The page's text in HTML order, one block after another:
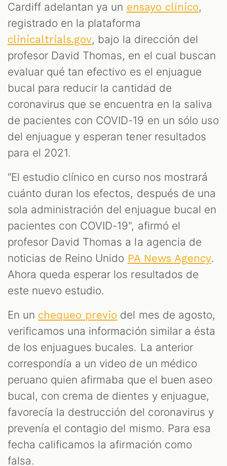
Cardiff adelantan ya un ensayo clínico,
registrado en la plataforma
clinicaltrials.gov, bajo la dirección del
profesor David Thomas, en el cual buscan
evaluar qué tan efectivo es el enjuague
bucal para reducir la cantidad de
coronavirus que se encuentra en la saliva
de pacientes con COVID-19 en un sólo uso
del enjuague y esperan tener resultados
para el 2021.
“El estudio clínico en curso nos mostrará
cuánto duran los efectos, después de una
sola administración del enjuague bucal en
pacientes con COVID-19", afirmó el
profesor David Thomas a la agencia de
noticias de Reino Unido PA News Agency.
Ahora queda esperar los resultados de
este nuevo estudio.
En un chequeo previo del mes de agosto,
verificamos una información similar a ésta
de los enjuagues bucales. La anterior
correspondía a un video de un médico
peruano quien afirmaba que el buen aseo
bucal, con crema de dientes y enjuague,
favorecía la destrucción del coronavirus y
prevenía el contagio del mismo. Para esa
fecha calificamos la afirmación como
falsa.